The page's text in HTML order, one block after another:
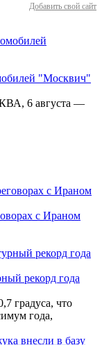
Добавить свой сайт
"Москвич"
6 августа —
с Ираном
рекорд года
градуса, что
года,